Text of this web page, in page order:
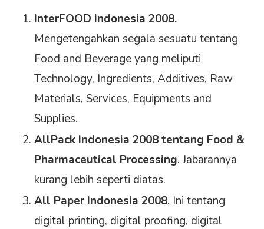
InterFOOD Indonesia 2008.
Mengetengahkan segala sesuatu tentang
Food and Beverage yang meliputi
Technology, Ingredients, Additives, Raw
Materials, Services, Equipments and
Supplies.
AllPack Indonesia 2008 tentang Food &
Pharmaceutical Processing. Jabarannya
kurang lebih seperti diatas.
All Paper Indonesia 2008. Ini tentang
digital printing, digital proofing, digital